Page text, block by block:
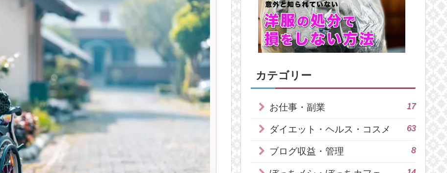
カテゴリー
お仕事・副業 17
ダイエット・ヘルス・コスメ 63
ブログ収益・管理 8